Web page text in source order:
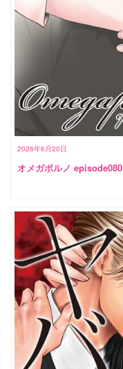
2026年6月20日
オメガポルノ episode080